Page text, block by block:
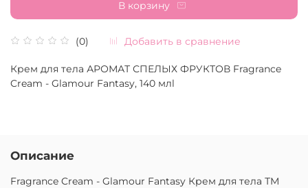
(0) Добавить в сравнение
В корзину
Крем для тела АРОМАТ СПЕЛЫХ ФРУКТОВ Fragrance
Cream - Glamour Fantasy, 140 млl
Описание
Fragrance Cream - Glamour Fantasy Крем для тела ТМ